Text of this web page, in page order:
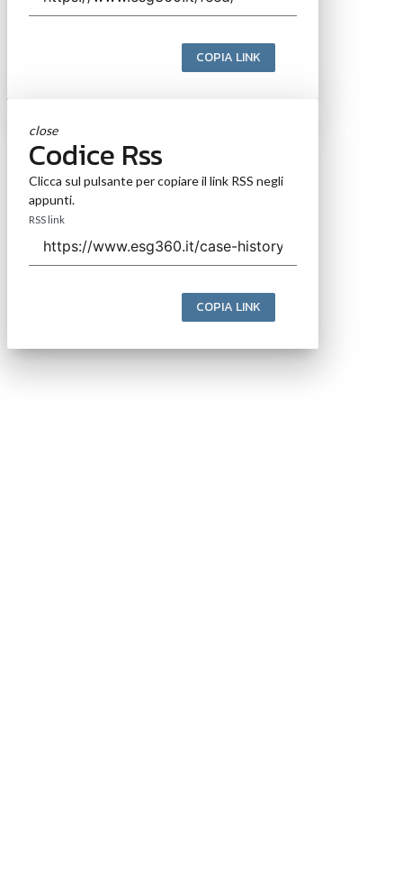
COPIA LINK
close
Codice Rss
Clicca sul pulsante per copiare il link RSS negli
appunti.
RSS link
COPIA LINK